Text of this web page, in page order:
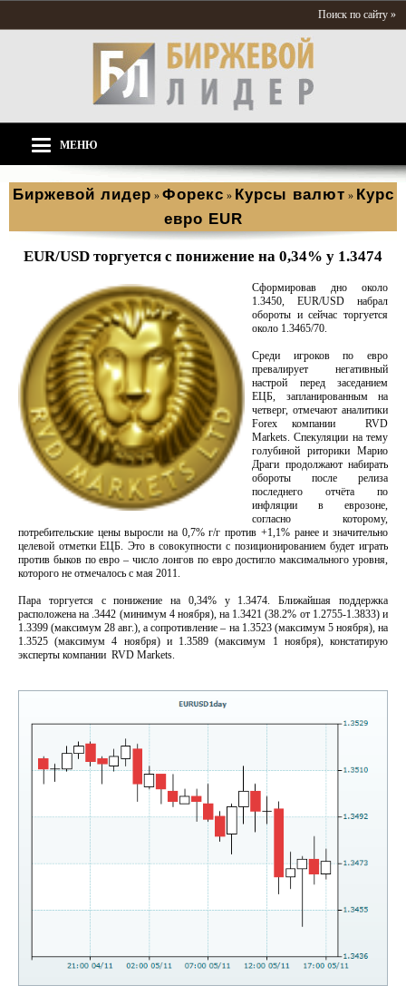
Поиск по сайту »
МЕНЮ
Биржевой лидер » Форекс » Курсы валют » Курс
евро EUR
EUR/USD торгуется с понижение на 0,34% у 1.3474
Сформировав дно около
1.3450, EUR/USD набрал
обороты и сейчас торгуется
около 1.3465/70.
Среди игроков по евро
превалирует негативный
настрой перед заседанием
ЕЦБ, запланированным на
четверг, отмечают аналитики
Forex компании RVD
Markets. Спекуляции на тему
голубиной риторики Марио
Драги продолжают набирать
обороты после релиза
последнего отчёта по
инфляции в еврозоне,
согласно которому,
потребительские цены выросли на 0,7% г/г против +1,1% ранее и значительно
целевой отметки ЕЦБ. Это в совокупности с позиционированием будет играть
против быков по евро – число лонгов по евро достигло максимального уровня,
которого не отмечалось с мая 2011.
Пара торгуется с понижение на 0,34% у 1.3474. Ближайшая поддержка
расположена на .3442 (минимум 4 ноября), на 1.3421 (38.2% от 1.2755-1.3833) и
1.3399 (максимум 28 авг.), а сопротивление – на 1.3523 (максимум 5 ноября), на
1.3525 (максимум 4 ноября) и 1.3589 (максимум 1 ноября), констатирую
эксперты компании RVD Markets.